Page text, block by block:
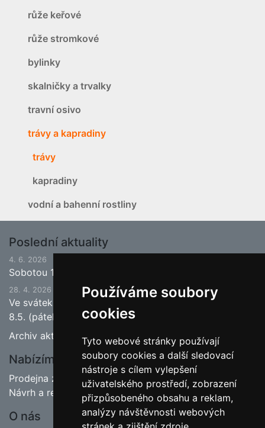
Používáme soubory
cookies
Tyto webové stránky používají
soubory cookies a další sledovací
nástroje s cílem vylepšení
uživatelského prostředí, zobrazení
přizpůsobeného obsahu a reklam,
analýzy návštěvnosti webových
růže keřové
růže stromkové
bylinky
skalničky a trvalky
travní osivo
trávy a kapradiny
trávy
kapradiny
vodní a bahenní rostliny
Poslední aktuality
4. 6. 2026
Sobotou 13.6.2026 bude ukončena jarní sezona.
28. 4. 2026
Ve svátek 1.5. (pátek) bude naše prodejna zavřena a
8.5. (pátek) bude otevřeno.
Archiv aktualit
Nabízíme
Prodejna zahradnictví
Návrh a realizace zahrad
O nás